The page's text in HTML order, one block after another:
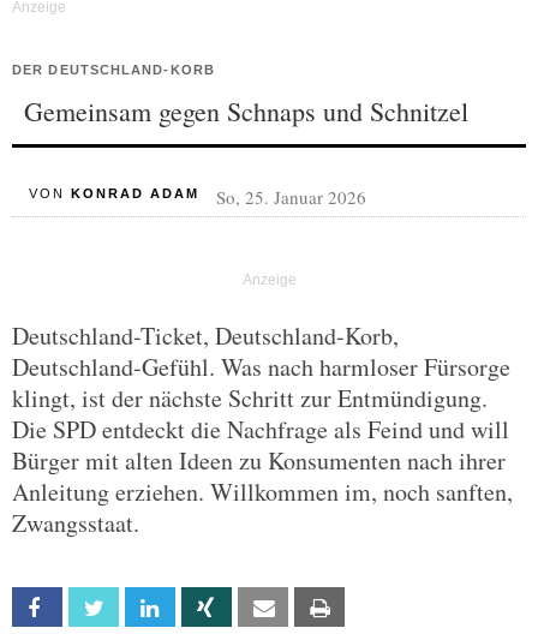
DER DEUTSCHLAND-KORB
Gemeinsam gegen Schnaps und Schnitzel
VON KONRAD ADAM So, 25. Januar 2026
Deutschland-Ticket, Deutschland-Korb,
Deutschland-Gefühl. Was nach harmloser Fürsorge
klingt, ist der nächste Schritt zur Entmündigung.
Die SPD entdeckt die Nachfrage als Feind und will
Bürger mit alten Ideen zu Konsumenten nach ihrer
Anleitung erziehen. Willkommen im, noch sanften,
Zwangsstaat.
Facebook Twitter Linkedin Xing Email